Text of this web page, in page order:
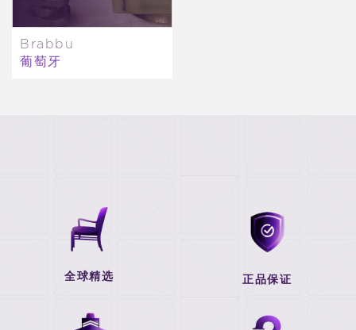
Brabbu
葡萄牙
全球精选 正品保证